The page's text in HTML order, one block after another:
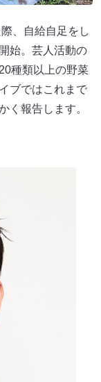
、自給自足をし
始。芸人活動の
種類以上の野菜
ブではこれまで
く報告します。